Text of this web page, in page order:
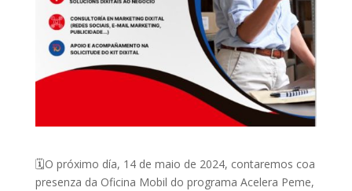
🗓O próximo día, 14 de maio de 2024, contaremos coa
presenza da Oficina Mobil do programa Acelera Peme,